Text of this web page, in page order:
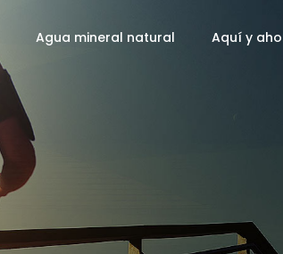
Agua mineral natural Aquí y